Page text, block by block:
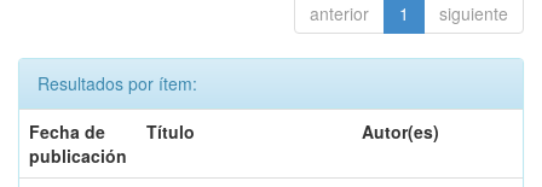
anterior 1 siguiente
Resultados por ítem:
Fecha de
publicación
Título Autor(es)